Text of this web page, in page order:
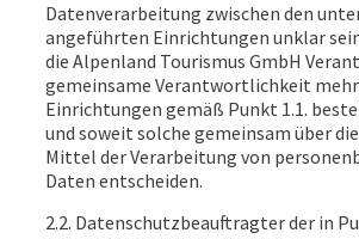
Datenverarbeitung zwischen den
angeführten Einrichtungen unklar
die Alpenland Tourismus GmbH
gemeinsame Verantwortlichkeit
Einrichtungen gemäß Punkt 1.1.
und soweit solche gemeinsam über
Mittel der Verarbeitung von
Daten entscheiden.
2.2. Datenschutzbeauftragter der in